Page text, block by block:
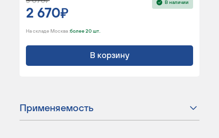
2 670
В наличии
На складе Москва :более 20 шт.
В корзину
Применяемость